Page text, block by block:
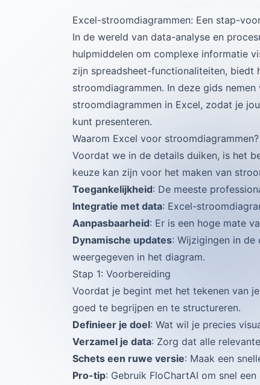
Excel-stroomdiagrammen: Een stap-
In de wereld van data-analyse en
hulpmiddelen om complexe informatie
zijn spreadsheet-functionaliteiten, biedt
stroomdiagrammen. In deze gids
stroomdiagrammen in Excel, zodat je
kunt presenteren.
Waarom Excel voor stroomdiagrammen?
Voordat we in de details duiken, is het
keuze kan zijn voor het maken van
Toegankelijkheid: De meeste
Integratie met data: Excel-
Aanpasbaarheid: Er is een hoge mate
Dynamische updates: Wijzigingen in
weergegeven in het diagram.
Stap 1: Voorbereiding
Voordat je begint met het tekenen van
goed te begrijpen en te structureren.
Definieer je doel: Wat wil je precies
Verzamel je data: Zorg dat alle
Schets een ruwe versie: Maak een
Pro-tip: Gebruik FloChartAI om snel